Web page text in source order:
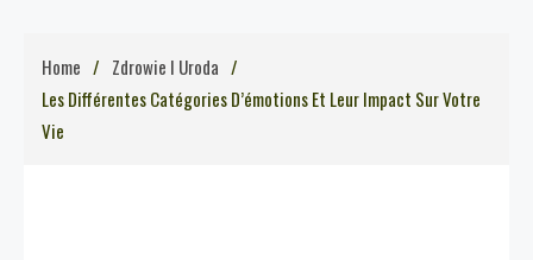
Home
Zdrowie I Uroda
Les Différentes Catégories D’émotions Et Leur Impact Sur Votre
Vie